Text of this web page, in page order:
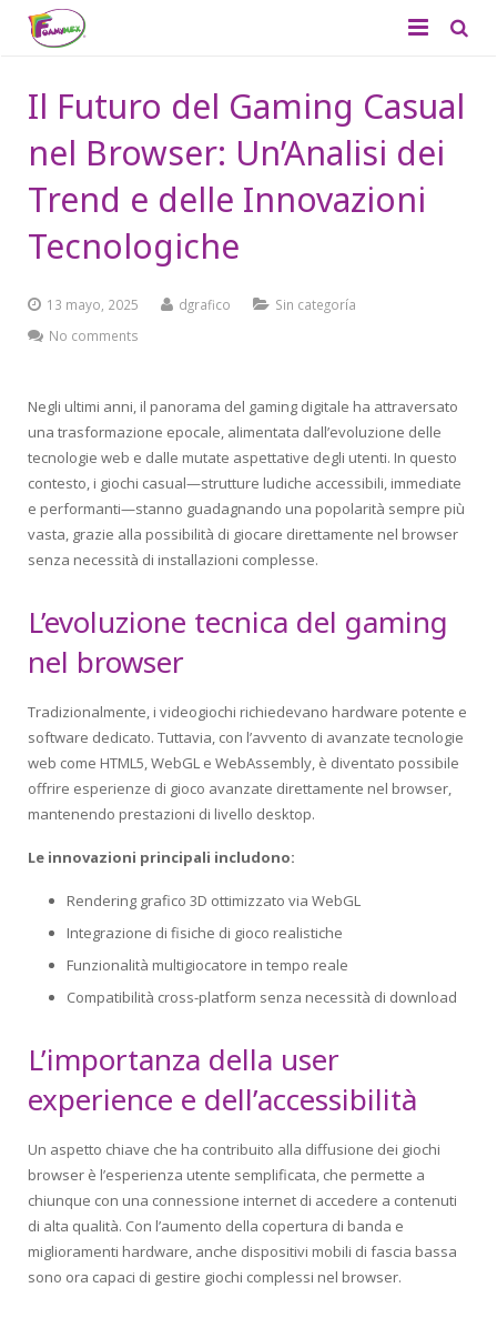
Foamy Liso
Foamy Diamantado
Didácticos
Aplicaciones
Catálogo
Il Futuro del Gaming Casual
nel Browser: Un’Analisi dei
Trend e delle Innovazioni
Tecnologiche
13 mayo, 2025 dgrafico
Sin categoría
No comments
Negli ultimi anni, il panorama del gaming digitale ha attraversato
una trasformazione epocale, alimentata dall’evoluzione delle
tecnologie web e dalle mutate aspettative degli utenti. In questo
contesto, i giochi casual—strutture ludiche accessibili, immediate
e performanti—stanno guadagnando una popolarità sempre più
vasta, grazie alla possibilità di giocare direttamente nel browser
senza necessità di installazioni complesse.
L’evoluzione tecnica del gaming
nel browser
Tradizionalmente, i videogiochi richiedevano hardware potente e
software dedicato. Tuttavia, con l’avvento di avanzate tecnologie
web come HTML5, WebGL e WebAssembly, è diventato possibile
offrire esperienze di gioco avanzate direttamente nel browser,
mantenendo prestazioni di livello desktop.
Le innovazioni principali includono:
Rendering grafico 3D ottimizzato via WebGL
Integrazione di fisiche di gioco realistiche
Funzionalità multigiocatore in tempo reale
Compatibilità cross-platform senza necessità di download
L’importanza della user
experience e dell’accessibilità
Un aspetto chiave che ha contribuito alla diffusione dei giochi
browser è l’esperienza utente semplificata, che permette a
chiunque con una connessione internet di accedere a contenuti
di alta qualità. Con l’aumento della copertura di banda e
miglioramenti hardware, anche dispositivi mobili di fascia bassa
sono ora capaci di gestire giochi complessi nel browser.